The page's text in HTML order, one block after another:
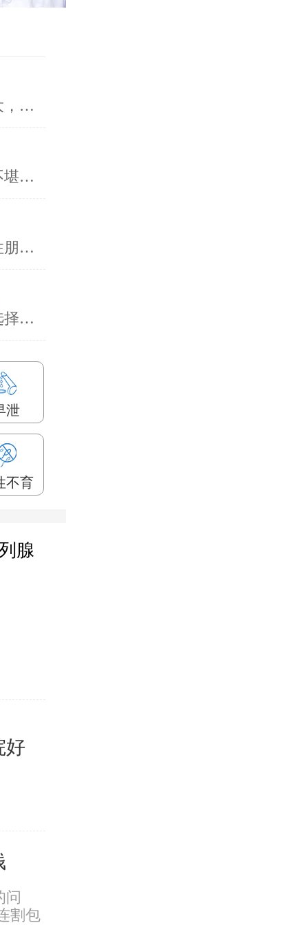
【导读】近些年来，人们随着生活压力的增大，各…
【导读】男性疾病的问题让无数患者皆痛苦不堪，要选…
【导读】男性疾病始终不断困扰着广大的男性朋友们，解决男性疾病…
【导读】男性朋友们要治疗阳痿早泄的话要选择正规专业的男科医院…
泄
不育
腺
好
问
割包